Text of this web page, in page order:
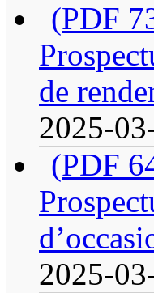
(PDF
de
2025-
(PDF
2025-